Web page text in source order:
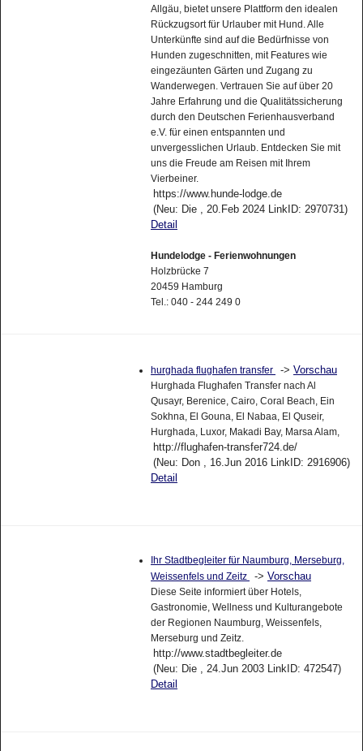
Allgäu, bietet unsere Plattform den idealen
Rückzugsort für Urlauber mit Hund. Alle
Unterkünfte sind auf die Bedürfnisse von
Hunden zugeschnitten, mit Features wie
eingezäunten Gärten und Zugang zu
Wanderwegen. Vertrauen Sie auf über 20
Jahre Erfahrung und die Qualitätssicherung
durch den Deutschen Ferienhausverband
e.V. für einen entspannten und
unvergesslichen Urlaub. Entdecken Sie mit
uns die Freude am Reisen mit Ihrem
Vierbeiner.
https://www.hunde-lodge.de
(Neu: Die , 20.Feb 2024 LinkID: 2970731)
Detail
Hundelodge - Ferienwohnungen
Holzbrücke 7
20459 Hamburg
Tel.: 040 - 244 249 0
hurghada flughafen transfer -> Vorschau
Hurghada Flughafen Transfer nach Al
Qusayr, Berenice, Cairo, Coral Beach, Ein
Sokhna, El Gouna, El Nabaa, El Quseir,
Hurghada, Luxor, Makadi Bay, Marsa Alam,
http://flughafen-transfer724.de/
(Neu: Don , 16.Jun 2016 LinkID: 2916906)
Detail
Ihr Stadtbegleiter für Naumburg, Merseburg,
Weissenfels und Zeitz
-> Vorschau
Diese Seite informiert über Hotels,
Gastronomie, Wellness und Kulturangebote
der Regionen Naumburg, Weissenfels,
Merseburg und Zeitz.
http://www.stadtbegleiter.de
(Neu: Die , 24.Jun 2003 LinkID: 472547)
Detail